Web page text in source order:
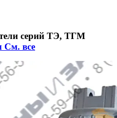
серий ТЭ, ТГМ
См. все